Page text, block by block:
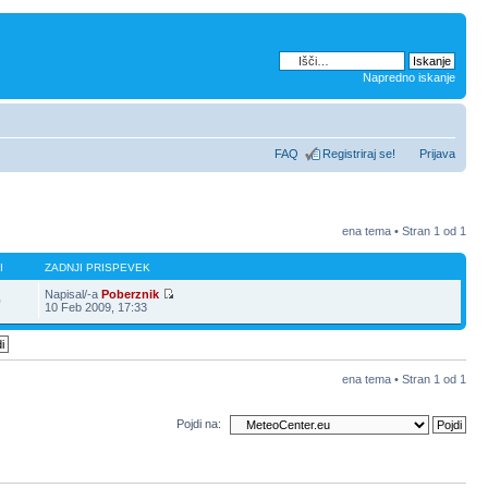
Napredno iskanje
FAQ Registriraj se! Prijava
ena tema • Stran 1 od 1
ZADNJI PRISPEVEK
Napisal/-aPoberznik
10 Feb 2009, 17:33
ena tema • Stran 1 od 1
Pojdi na: